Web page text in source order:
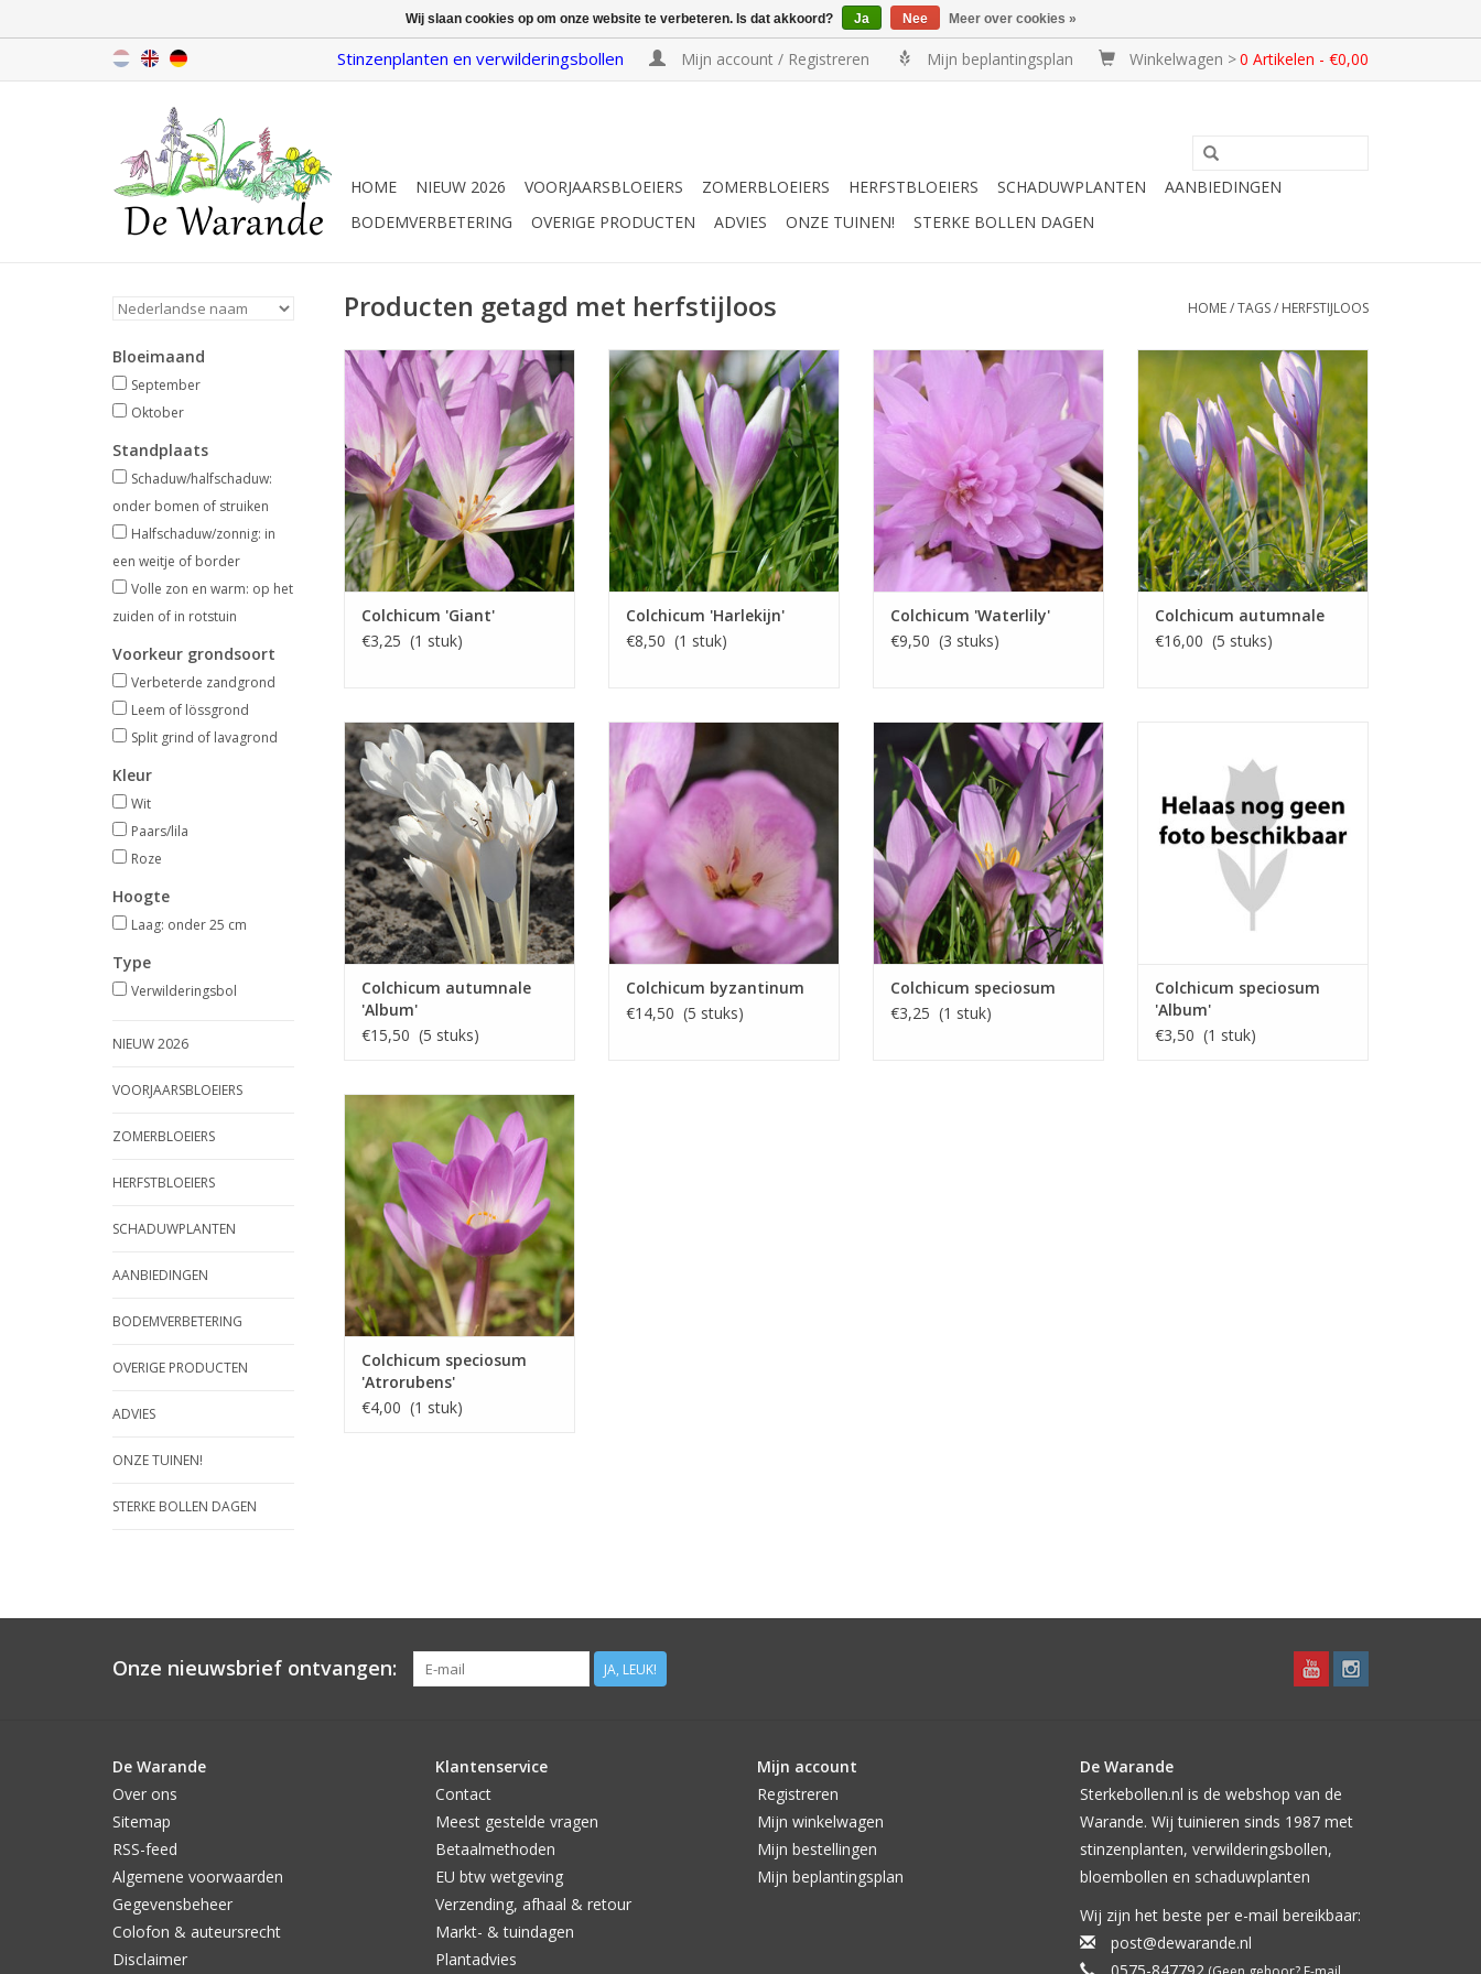
Stinzenplanten en verwilderingsbollen Mijn account / Registreren Mijn beplantingsplan Winkelwagen >0 Artikelen - €0,00
HOME NIEUW 2026 VOORJAARSBLOEIERS ZOMERBLOEIERS HERFSTBLOEIERS SCHADUWPLANTEN
AANBIEDINGEN
BODEMVERBETERING
OVERIGE PRODUCTEN ADVIES ONZE TUINEN! STERKE BOLLEN DAGEN
Bloeimaand
September
Oktober
Standplaats
Schaduw/halfschaduw:
onder bomen of struiken
Halfschaduw/zonnig: in
een weitje of border
Volle zon en warm: op het
zuiden of in rotstuin
Voorkeur grondsoort
Verbeterde zandgrond
Leem of lössgrond
Split grind of lavagrond
Kleur
Wit
Paars/lila
Roze
Hoogte
Laag: onder 25 cm
Type
Verwilderingsbol
NIEUW 2026
VOORJAARSBLOEIERS
ZOMERBLOEIERS
HERFSTBLOEIERS
SCHADUWPLANTEN
AANBIEDINGEN
BODEMVERBETERING
OVERIGE PRODUCTEN
ADVIES
ONZE TUINEN!
STERKE BOLLEN DAGEN
Producten getagd met herfstijloos HOME/TAGS/ HERFSTIJLOOS
Herfsttijloos
Sept/okt, lilapaars met wit hart,
25 cm
INFO EN KOPEN
Colchicum 'Giant'
€3,25 (1 stuk)
Herfsttijloos
Sept/okt, roze/wit, 15 cm
INFO EN KOPEN
Colchicum 'Harlekijn'
€8,50 (1 stuk)
Herfsttijloos
Sept/okt, gevuld/roze, 15 cm
Voor wie houdt van een grapje in
de tuin!
INFO EN KOPEN
Colchicum 'Waterlily'
€9,50 (3 stuks)
Herfsttijloos, stinzenplant
Sept/okt, lila, 15 cm
Onze inheemse uit Europa
INFO EN KOPEN
Colchicum autumnale
€16,00 (5 stuks)
Herfsttijloos
Sept/okt, wit, 15 cm
INFO EN KOPEN
Colchicum autumnale
'Album'
€15,50 (5 stuks)
Herfsttijloos
Sept/okt, roze, 15-20 cm
Geschikte droogbloeier
INFO EN KOPEN
Colchicum byzantinum
€14,50 (5 stuks)
Herfsttijloos
Sept/okt, donkerroze, 18 cm
INFO EN KOPEN
Colchicum speciosum
€3,25 (1 stuk)
Sept/okt, wit, 18 cm
INFO EN KOPEN
Colchicum speciosum
'Album'
€3,50 (1 stuk)
Herfsttijloos
Sept/okt, diep violet, 18 cm
De mooiste herfsttijloos
INFO EN KOPEN
Colchicum speciosum
'Atrorubens'
€4,00 (1 stuk)
Onze nieuwsbrief ontvangen: JA, LEUK!
De Warande
Over ons
Sitemap
RSS-feed
Algemene voorwaarden
Gegevensbeheer
Colofon & auteursrecht
Disclaimer
Klantenservice
Contact
Meest gestelde vragen
Betaalmethoden
EU btw wetgeving
Verzending, afhaal & retour
Markt- & tuindagen
Plantadvies
Mijn account
Registreren
Mijn winkelwagen
Mijn bestellingen
Mijn beplantingsplan
De Warande
Sterkebollen.nl is de webshop van de
Warande. Wij tuinieren sinds 1987 met
stinzenplanten, verwilderingsbollen,
bloembollen en schaduwplanten
Wij zijn het beste per e-mail bereikbaar:
post@dewarande.nl
Wij slaan cookies op om onze website te verbeteren. Is dat akkoord? Ja Nee Meer over cookies »